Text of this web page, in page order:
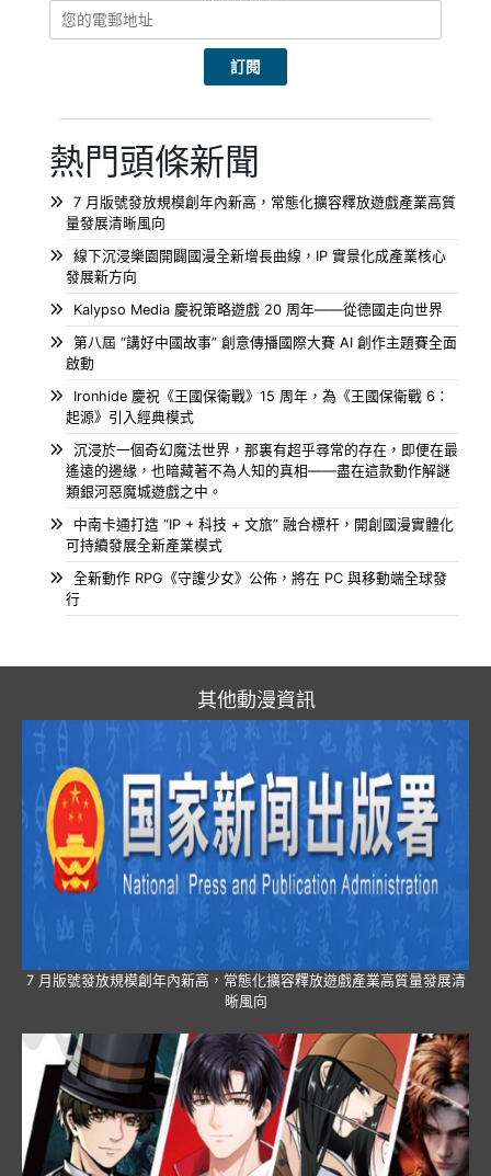
熱門頭條新聞
7 月版號發放規模創年內新高，常態化擴容釋放遊戲產業高質
量發展清晰風向
線下沉浸樂園開闢國漫全新增長曲線，IP 實景化成產業核心
發展新方向
Kalypso Media 慶祝策略遊戲 20 周年——從德國走向世界
第八屆 “講好中國故事” 創意傳播國際大賽 AI 創作主題賽全面
啟動
Ironhide 慶祝《王國保衛戰》15 周年，為《王國保衛戰 6：
起源》引入經典模式
沉浸於一個奇幻魔法世界，那裏有超乎尋常的存在，即便在最
遙遠的邊緣，也暗藏著不為人知的真相——盡在這款動作解謎
類銀河惡魔城遊戲之中。
中南卡通打造 “IP + 科技 + 文旅” 融合標杆，開創國漫實體化
可持續發展全新產業模式
全新動作 RPG《守護少女》公佈，將在 PC 與移動端全球發
行
其他動漫資訊
7 月版號發放規模創年內新高，常態化擴容釋放遊戲產業高質量發展清
晰風向